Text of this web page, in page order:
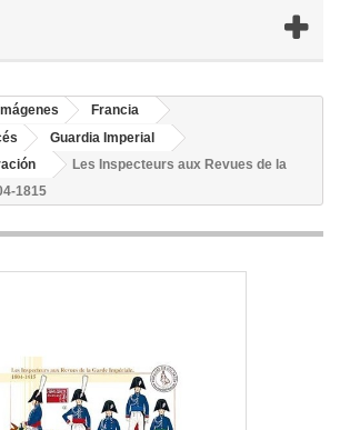
Francia
Guardia Imperial
Les Inspecteurs aux Revues de la
1815